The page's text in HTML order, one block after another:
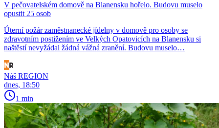
V pečovatelském domově na Blanensku hořelo. Budovu muselo
opustit 25 osob
Úterní požár zaměstnanecké jídelny v domově pro osoby se
zdravotním postižením ve Velkých Opatovicích na Blanensku si
naštěstí nevyžádal žádná vážná zranění. Budovu muselo…
Náš REGION
dnes, 18:50
1 min